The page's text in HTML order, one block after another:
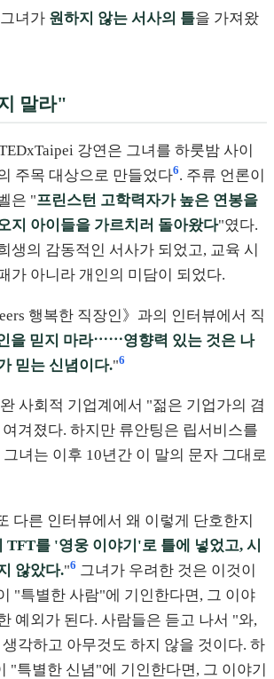
녀가 원하지 않는 서사의 틀을 가져왔
말라"
강연은 그녀를 하룻밤 사이
주목 대상으로 만들었다6. 주류 언론이
은 "프린스턴 고학력자가 높은 연봉을
지 아이들을 가르치러 돌아왔다"였다.
생의 감동적인 서사가 되었고, 교육 시
가 아니라 개인의 미담이 되었다.
행복한 직장인》과의 인터뷰에서 직
을 믿지 마라⋯⋯영향력 있는 것은 나
믿는 신념이다."6
사회적 기업계에서 "젊은 기업가의 겸
겨졌다. 하지만 류안팅은 립서비스를
녀는 이후 10년간 이 말의 문자 그대로
다른 인터뷰에서 왜 이렇게 단호한지
TFT를 '영웅 이야기'로 틀에 넣었고, 시
않았다."6 그녀가 우려한 것은 이것이
"특별한 사람"에 기인한다면, 그 이야
예외가 된다. 사람들은 듣고 나서 "와,
각하고 아무것도 하지 않을 것이다. 하
"특별한 신념"에 기인한다면, 그 이야기